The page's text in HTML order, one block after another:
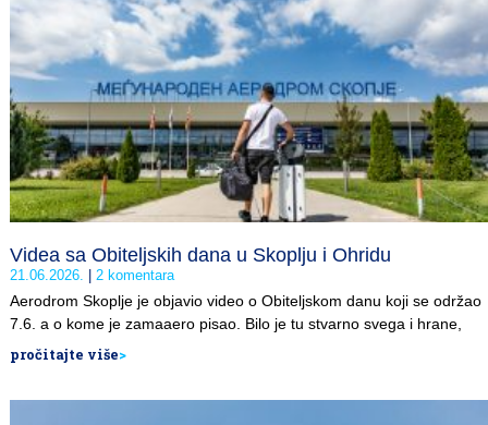
Videa sa Obiteljskih dana u Skoplju i Ohridu
21.06.2026. 2 komentara
Aerodrom Skoplje je objavio video o Obiteljskom danu koji se održao
7.6. a o kome je zamaaero pisao. Bilo je tu stvarno svega i hrane,
pročitajte više>